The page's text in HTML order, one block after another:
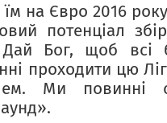
на Євро 2016
потенціал
Дай Бог, щоб всі
проходити цю
Ми повинні